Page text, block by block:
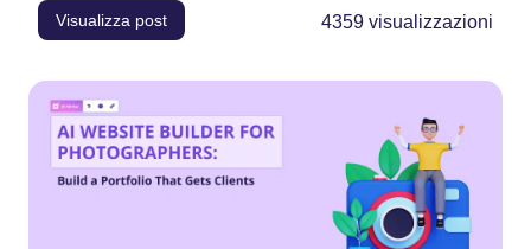
Visualizza post 4359 visualizzazioni